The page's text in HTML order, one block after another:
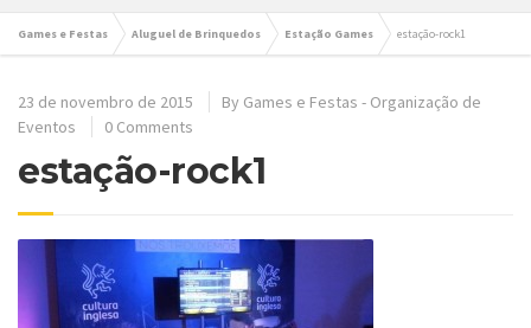
Games e Festas Aluguel de Brinquedos Estação Games estação-rock1
23 de novembro de 2015 By Games e Festas - Organização de
Eventos
0 Comments
estação-rock1